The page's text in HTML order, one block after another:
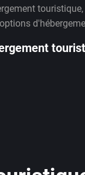
touristique,
options